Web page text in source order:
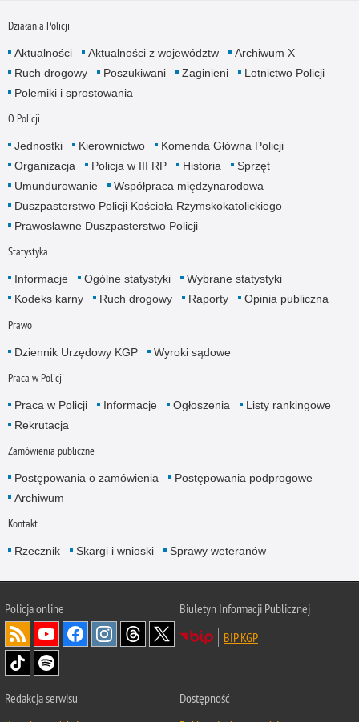
Działania Policji
Aktualności Aktualności z województw
Archiwum X
Ruch drogowy
Poszukiwani Zaginieni
Lotnictwo Policji
Polemiki i sprostowania
O Policji
Jednostki Kierownictwo
Komenda Główna Policji
Organizacja
Policja w III RP Historia
Sprzęt
Umundurowanie
Współpraca międzynarodowa
Duszpasterstwo Policji Kościoła Rzymskokatolickiego
Prawosławne Duszpasterstwo Policji
Statystyka
Informacje Ogólne statystyki
Wybrane statystyki
Kodeks karny
Ruch drogowy Raporty Opinia publiczna
Prawo
Dziennik Urzędowy KGP Wyroki sądowe
Praca w Policji
Praca w Policji Informacje Ogłoszenia
Listy rankingowe
Rekrutacja
Zamówienia publiczne
Postępowania o zamówienia
Postępowania podprogowe
Archiwum
Kontakt
Rzecznik Skargi i wnioski Sprawy weteranów
Policjaonline
Biuletyn Informacji Publicznej
BIP KGP
Redakcja serwisu
Dostępność